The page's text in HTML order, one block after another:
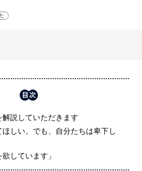
説していただきます
ほしい。でも、自分たちは卑下し
しています」